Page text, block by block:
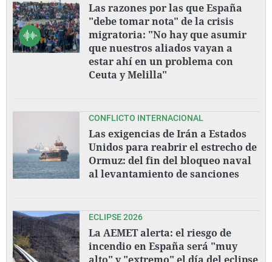
Las razones por las que España
"debe tomar nota" de la crisis
migratoria: "No hay que asumir
que nuestros aliados vayan a
estar ahí en un problema con
Ceuta y Melilla"
CONFLICTO INTERNACIONAL
Las exigencias de Irán a Estados
Unidos para reabrir el estrecho de
Ormuz: del fin del bloqueo naval
al levantamiento de sanciones
ECLIPSE 2026
La AEMET alerta: el riesgo de
incendio en España será "muy